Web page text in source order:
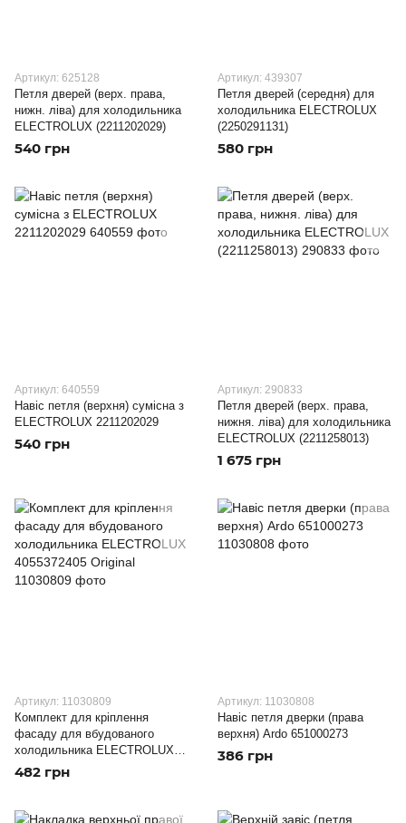
Артикул: 625128
Петля дверей (верх. права,
нижн. ліва) для холодильника
ELECTROLUX (2211202029)
540 грн
Артикул: 439307
Петля дверей (середня) для
холодильника ELECTROLUX
(2250291131)
580 грн
Артикул: 640559
Навіс петля (верхня) сумісна з
ELECTROLUX 2211202029
540 грн
Артикул: 290833
Петля дверей (верх. права,
нижня. ліва) для холодильника
ELECTROLUX (2211258013)
1 675 грн
Артикул: 11030809
Комплект для кріплення
фасаду для вбудованого
холодильника ELECTROLUX
4055372405 Original
482 грн
Артикул: 11030808
Навіс петля дверки (права
верхня) Ardo 651000273
386 грн